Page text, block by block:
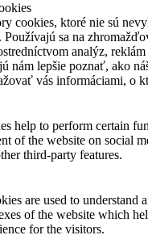
cookies, ktoré nie sú
Používajú sa na
analýz,
nám lepšie poznať, ako
vás informáciami, o
help to perform certain
of the website on social
third-party features.
are used to understand
of the website which
for the visitors.